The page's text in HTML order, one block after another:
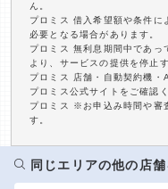
ん。
プロミス 借入希望額や条件に
必要となる場合があります。
プロミス 無利息期間中であっ
より、サービスの提供を停止
プロミス 店舗・自動契約機・
プロミス公式サイトをご確認
プロミス ※お申込み時間や審
す。
同じエリアの他の店